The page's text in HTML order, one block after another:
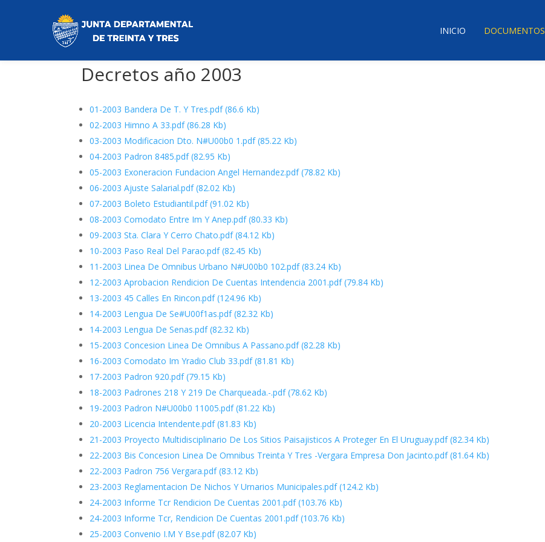
INICIO DOCUMENTOS
Decretos año 2003
01-2003 Bandera De T. Y Tres.pdf(86.6 Kb)
02-2003 Himno A 33.pdf(86.28 Kb)
03-2003 Modificacion Dto. N#U00b0 1.pdf(85.22 Kb)
04-2003 Padron 8485.pdf(82.95 Kb)
05-2003 Exoneracion Fundacion Angel Hernandez.pdf(78.82 Kb)
06-2003 Ajuste Salarial.pdf(82.02 Kb)
07-2003 Boleto Estudiantil.pdf(91.02 Kb)
08-2003 Comodato Entre Im Y Anep.pdf(80.33 Kb)
09-2003 Sta. Clara Y Cerro Chato.pdf(84.12 Kb)
10-2003 Paso Real Del Parao.pdf(82.45 Kb)
11-2003 Linea De Omnibus Urbano N#U00b0 102.pdf(83.24 Kb)
12-2003 Aprobacion Rendicion De Cuentas Intendencia 2001.pdf(79.84 Kb)
13-2003 45 Calles En Rincon.pdf(124.96 Kb)
14-2003 Lengua De Se#U00f1as.pdf(82.32 Kb)
14-2003 Lengua De Senas.pdf(82.32 Kb)
15-2003 Concesion Linea De Omnibus A Passano.pdf(82.28 Kb)
16-2003 Comodato Im Yradio Club 33.pdf(81.81 Kb)
17-2003 Padron 920.pdf(79.15 Kb)
18-2003 Padrones 218 Y 219 De Charqueada.-.pdf(78.62 Kb)
19-2003 Padron N#U00b0 11005.pdf(81.22 Kb)
20-2003 Licencia Intendente.pdf(81.83 Kb)
21-2003 Proyecto Multidisciplinario De Los Sitios Paisajisticos A Proteger En El Uruguay.pdf(82.34 Kb)
22-2003 Bis Concesion Linea De Omnibus Treinta Y Tres -Vergara Empresa Don Jacinto.pdf(81.64 Kb)
22-2003 Padron 756 Vergara.pdf(83.12 Kb)
23-2003 Reglamentacion De Nichos Y Urnarios Municipales.pdf(124.2 Kb)
24-2003 Informe Tcr Rendicion De Cuentas 2001.pdf(103.76 Kb)
24-2003 Informe Tcr, Rendicion De Cuentas 2001.pdf(103.76 Kb)
25-2003 Convenio I.M Y Bse.pdf(82.07 Kb)